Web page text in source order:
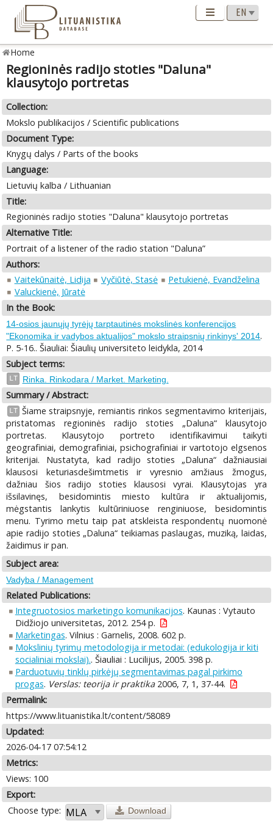
Home
Regioninės radijo stoties "Daluna"
klausytojo portretas
Collection:
Mokslo publikacijos / Scientific publications
Document Type:
Knygų dalys / Parts of the books
Language:
Lietuvių kalba / Lithuanian
Title:
Regioninės radijo stoties "Daluna" klausytojo portretas
Alternative Title:
Portrait of a listener of the radio station "Daluna”
Authors:
Vaitekūnaitė, Lidija
Vyčiūtė, Stasė
Petukienė, Evandželina
Valuckienė, Jūratė
In the Book:
14-osios jaunųjų tyrėjų tarptautinės mokslinės konferencijos
"Ekonomika ir vadybos aktualijos" mokslo straipsnių rinkinys' 2014.
P. 5-16.. Šiauliai: Šiaulių universiteto leidykla, 2014
Subject terms:
LT Rinka. Rinkodara / Market. Marketing.
Summary / Abstract:
LT Šiame straipsnyje, remiantis rinkos segmentavimo kriterijais,
pristatomas regioninės radijo stoties „Daluna“ klausytojo
portretas. Klausytojo portreto identifikavimui taikyti
geografiniai, demografiniai, psichografiniai ir vartotojo elgsenos
kriterijai. Nustatyta, kad radijo stoties „Daluna“ dažniausiai
klausosi keturiasdešimtmetis ir vyresnio amžiaus žmogus,
dažniau šios radijo stoties klausosi vyrai. Klausytojas yra
išsilavinęs, besidomintis miesto kultūra ir aktualijomis,
mėgstantis lankytis kultūriniuose renginiuose, besidomintis
menu. Tyrimo metu taip pat atskleista respondentų nuomonė
apie radijo stoties „Daluna“ teikiamas paslaugas, muziką, laidas,
žaidimus ir pan.
Subject area:
Vadyba / Management
Related Publications:
Integruotosios marketingo komunikacijos. Kaunas : Vytauto
Didžiojo universitetas, 2012. 254 p.
Marketingas. Vilnius : Garnelis, 2008. 602 p.
Mokslinių tyrimų metodologija ir metodai: (edukologija ir kiti
socialiniai mokslai).. Šiauliai : Lucilijus, 2005. 398 p.
Parduotuvių tinklų pirkėjų segmentavimas pagal pirkimo
progas. Verslas: teorija ir praktika2006, 7, 1, 37-44.
Permalink:
https://www.lituanistika.lt/content/58089
Updated:
2026-04-17 07:54:12
Metrics:
Views: 100
Export:
Choose type:
Download